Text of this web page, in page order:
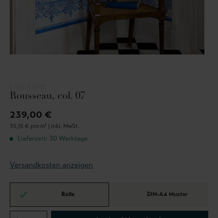
Rousseau, col. 07
239,00 €
35,15 € pro m² | inkl. MwSt.
Lieferzeit: 30 Werktage
Versandkosten anzeigen
Rolle DIN-A4 Muster